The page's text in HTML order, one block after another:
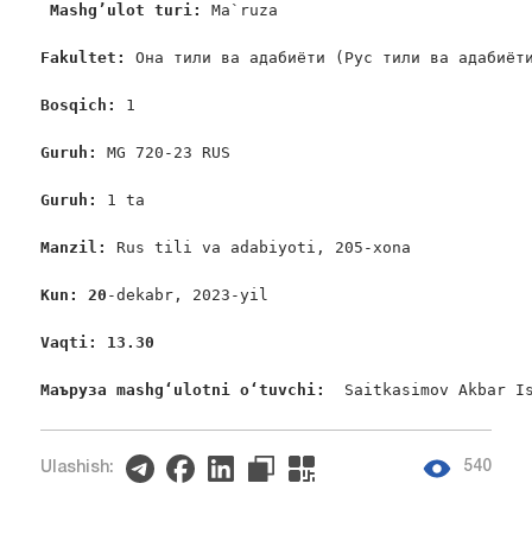
Mashg’ulot turi: Ma`ruza
Fakultet: Она тили ва адабиёти (Рус тили ва
Bosqich: 1
Guruh: MG 720-23 RUS
Guruh: 1 ta
Manzil: Rus tili va adabiyoti, 205-xona
Kun: 20 -dekabr, 2023-yil
Vaqti: 13.30
Маъруза mashgʻulotni oʻtuvchi: Saitkasimov Akbar
Ulashish: 540